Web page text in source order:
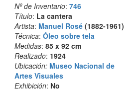
Nº de Inventario: 746
Título: La cantera
Artista: Manuel Rosé(1882-1961)
Técnica: Óleo sobre tela
Medidas: 85 x 92 cm
Realizado: 1924
Ubicación: Museo Nacional de
Artes Visuales
Exhibición: No